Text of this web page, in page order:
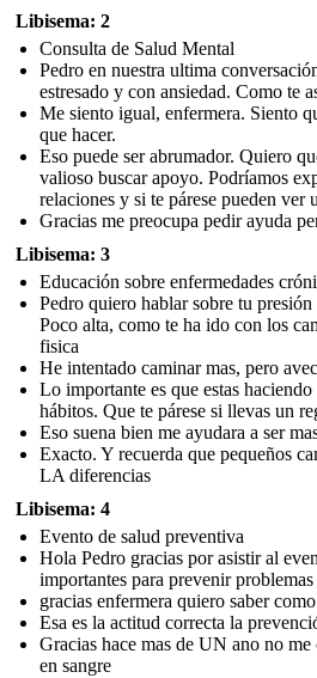
Libisema: 2
Consulta de Salud Mental
Pedro en nuestra ultima
estresado y con ansiedad. Como te
Me siento igual, enfermera. Siento
que hacer.
Eso puede ser abrumador. Quiero
valioso buscar apoyo. Podríamos
relaciones y si te párese pueden ver
Gracias me preocupa pedir ayuda
Libisema: 3
Educación sobre enfermedades
Pedro quiero hablar sobre tu
Poco alta, como te ha ido con los
fisica
He intentado caminar mas, pero
Lo importante es que estas
hábitos. Que te párese si llevas un
Eso suena bien me ayudara a ser
Exacto. Y recuerda que pequeños
LA diferencias
Libisema: 4
Evento de salud preventiva
Hola Pedro gracias por asistir al
importantes para prevenir problemas
gracias enfermera quiero saber
Esa es la actitud correcta la
Gracias hace mas de UN ano no
en sangre